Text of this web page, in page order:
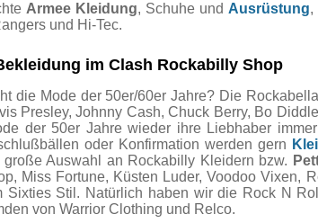
Armee Kleidung, Schuhe und Ausrüstung,
und Hi-Tec.
im Clash Rockabilly Shop
die Mode der 50er/60er Jahre? Die
Presley, Johnny Cash, Chuck Berry, Bo
der 50er Jahre wieder ihre Liebhaber
oder Konfirmation werden gern
Auswahl an Rockabilly Kleidern bzw.
Miss Fortune, Küsten Luder, Voodoo
Sixties Stil. Natürlich haben wir die Rock N
von Warrior Clothing und Relco.